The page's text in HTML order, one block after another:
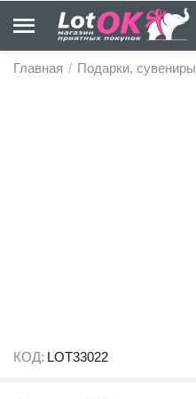
Главная / Подарки, сувениры
КОД: LOT33022